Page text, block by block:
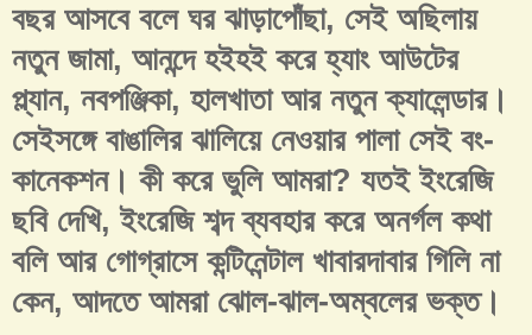
বছর আসবে বলে ঘর ঝাড়াপোঁছা, সেই অছিলায়
নতুন জামা, আনন্দে হইহই করে হ্যাং আউটের
প্ল্যান, নবপঞ্জিকা, হালখাতা আর নতুন ক্যালেন্ডার।
সেইসঙ্গে বাঙালির ঝালিয়ে নেওয়ার পালা সেই বং-
কানেকশন। কী করে ভুলি আমরা? যত‌ই ইংরেজি
ছবি দেখি, ইংরেজি শব্দ ব্যবহার করে অনর্গল কথা
বলি আর গোগ্রাসে কন্টিনেন্টাল খাবারদাবার গিলি না
কেন, আদতে আমরা ঝোল-ঝাল-অম্বলের ভক্ত।